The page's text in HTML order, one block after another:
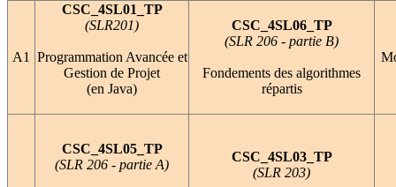
A1
CSC_4SL01_TP
(SLR201)
Programmation Avancée et
Gestion de Projet
(en Java)
CSC_4SL06_TP
(SLR 206 - partie B)
Fondements des algorithmes
répartis
CSC_4SL05_TP
(SLR 206 - partie A)
CSC_4SL03_TP
(SLR 203)